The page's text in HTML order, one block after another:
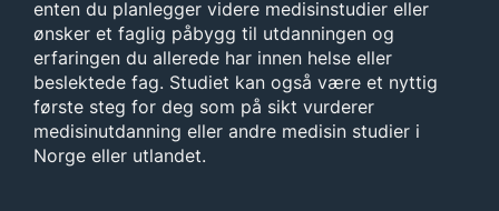
enten du planlegger videre medisinstudier eller
ønsker et faglig påbygg til utdanningen og
erfaringen du allerede har innen helse eller
beslektede fag. Studiet kan også være et nyttig
første steg for deg som på sikt vurderer
medisinutdanning eller andre medisin studier i
Norge eller utlandet.